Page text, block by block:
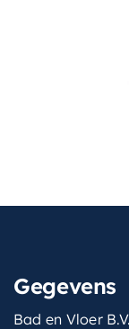
Gegevens
Bad en Vloer B.V.